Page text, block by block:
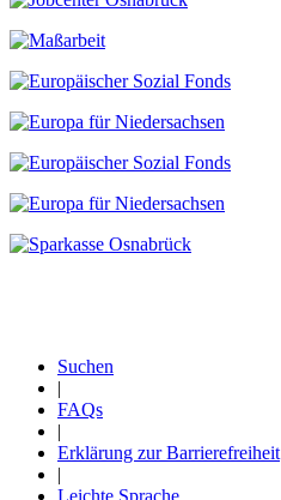
Fußzeile
Suchen
|
FAQs
|
Erklärung zur Barrierefreiheit
|
Leichte Sprache